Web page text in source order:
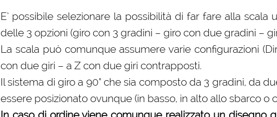
E’ possibile selezionare la possibilità di far fare alla scala
delle 3 opzioni (giro con 3 gradini – giro con due gradini –
La scala può comunque assumere varie configurazioni
con due giri – a Z con due giri contrapposti.
Il sistema di giro a 90° che sia composto da 3 gradini, da
essere posizionato ovunque (in basso, in alto allo sbarco o